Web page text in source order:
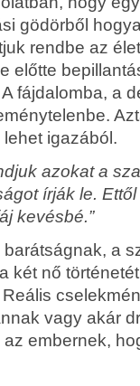
gödörből
rendbe az
előtte
fájdalomba, a
igazából.
azokat a
írják le.
kevésbé.”
a
két nő
vagy akár
embernek,